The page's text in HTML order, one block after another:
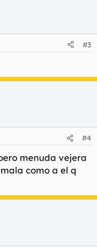
#3
#4
menuda vejera
como a el q